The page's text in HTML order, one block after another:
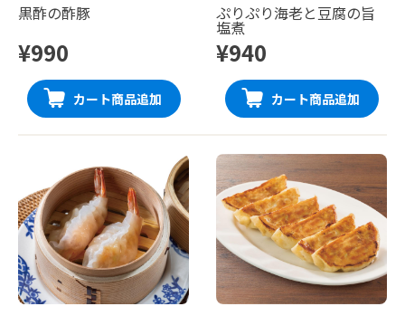
黒酢の酢豚
¥990
カート商品追加
ぷりぷり海老と豆腐の旨
塩煮
¥940
カート商品追加